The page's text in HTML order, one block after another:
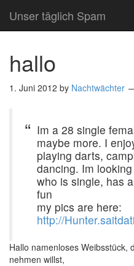
Unser täglich Spam
hallo
1. Juni 2012 by Nachtwächter
Im a 28 single
maybe more. I
playing darts,
dancing. Im
who is single, has
fun
my pics are here:
http://
Hallo namenloses Weibsstück,
nehmen willst,